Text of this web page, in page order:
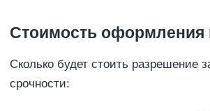
Стоимость оформления
Сколько будет стоить разрешение
срочности: